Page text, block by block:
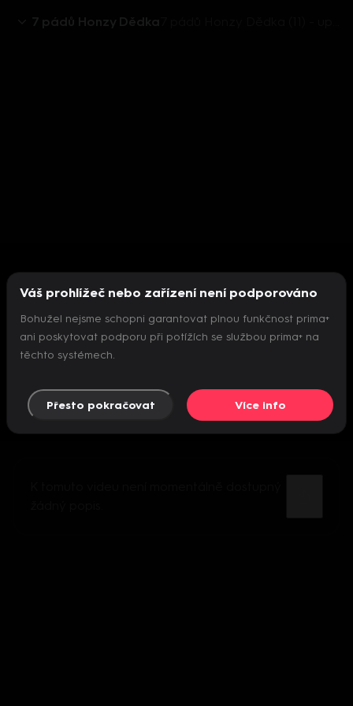
7 pádů Honzy Dědka
Nepodařilo se inicializovat přehrávač
Váš prohlížeč nebo zařízení není podporováno
Bohužel nejsme schopni garantovat plnou funkčnost prima+
ani poskytovat podporu při potížích se službou prima+ na
těchto systémech.
Přesto pokračovat Více info